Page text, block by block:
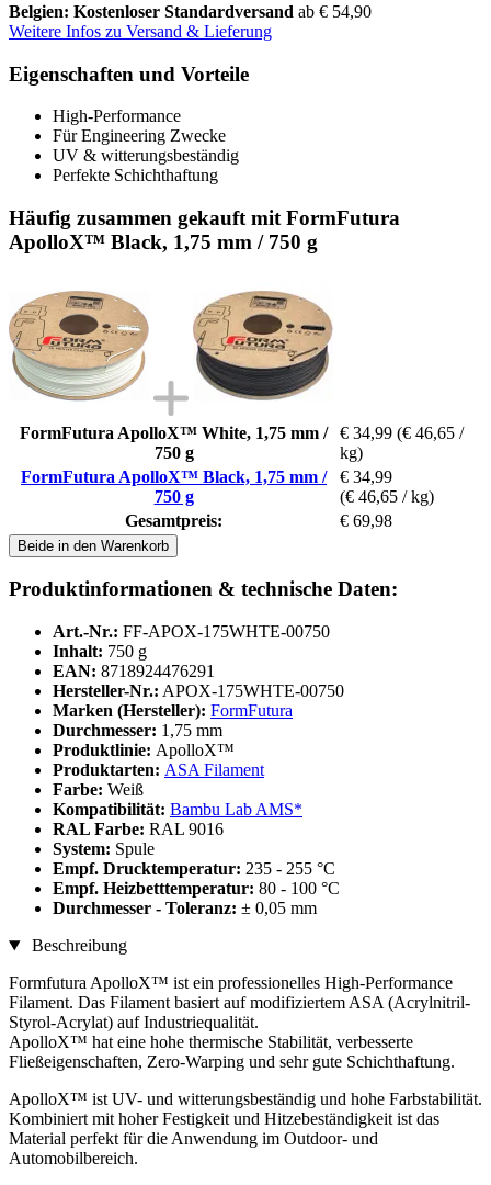
Belgien: Kostenloser Standardversand ab € 54,90
Weitere Infos zu Versand & Lieferung
Eigenschaften und Vorteile
High-Performance
Für Engineering Zwecke
UV & witterungsbeständig
Perfekte Schichthaftung
Häufig zusammen gekauft mit FormFutura
ApolloX™ Black, 1,75 mm / 750 g
FormFutura ApolloX™ White, 1,75 mm /
750 g
€ 34,99 (€ 46,65 /
kg)
FormFutura ApolloX™ Black, 1,75 mm /
750 g
€ 34,99
(€ 46,65 / kg)
Gesamtpreis:
€ 69,98
Beide in den Warenkorb
Produktinformationen & technische Daten:
Art.-Nr.: FF-APOX-175WHTE-00750
Inhalt: 750 g
EAN: 8718924476291
Hersteller-Nr.: APOX-175WHTE-00750
Marken (Hersteller): FormFutura
Durchmesser: 1,75 mm
Produktlinie: ApolloX™
Produktarten: ASA Filament
Farbe: Weiß
Kompatibilität: Bambu Lab AMS*
RAL Farbe: RAL 9016
System: Spule
Empf. Drucktemperatur: 235 - 255 °C
Empf. Heizbetttemperatur: 80 - 100 °C
Durchmesser - Toleranz: ± 0,05 mm
Beschreibung
Formfutura ApolloX™ ist ein professionelles High-Performance
Filament. Das Filament basiert auf modifiziertem ASA (Acrylnitril-
Styrol-Acrylat) auf Industriequalität.
ApolloX™ hat eine hohe thermische Stabilität, verbesserte
Fließeigenschaften, Zero-Warping und sehr gute Schichthaftung.
ApolloX™ ist UV- und witterungsbeständig und hohe Farbstabilität.
Kombiniert mit hoher Festigkeit und Hitzebeständigkeit ist das
Material perfekt für die Anwendung im Outdoor- und
Automobilbereich.